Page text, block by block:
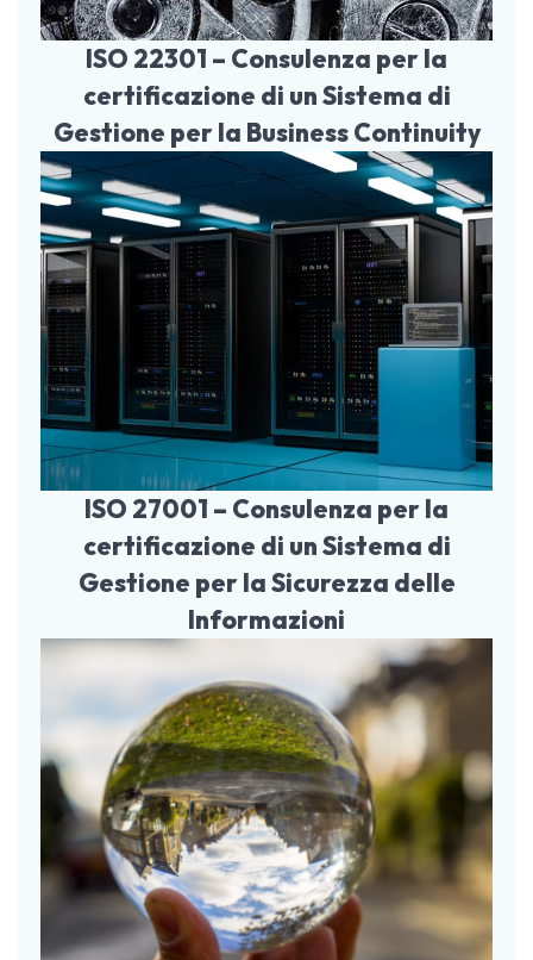
ISO 22301 – Consulenza per la
certificazione di un Sistema di
Gestione per la Business Continuity
ISO 27001 – Consulenza per la
certificazione di un Sistema di
Gestione per la Sicurezza delle
Informazioni